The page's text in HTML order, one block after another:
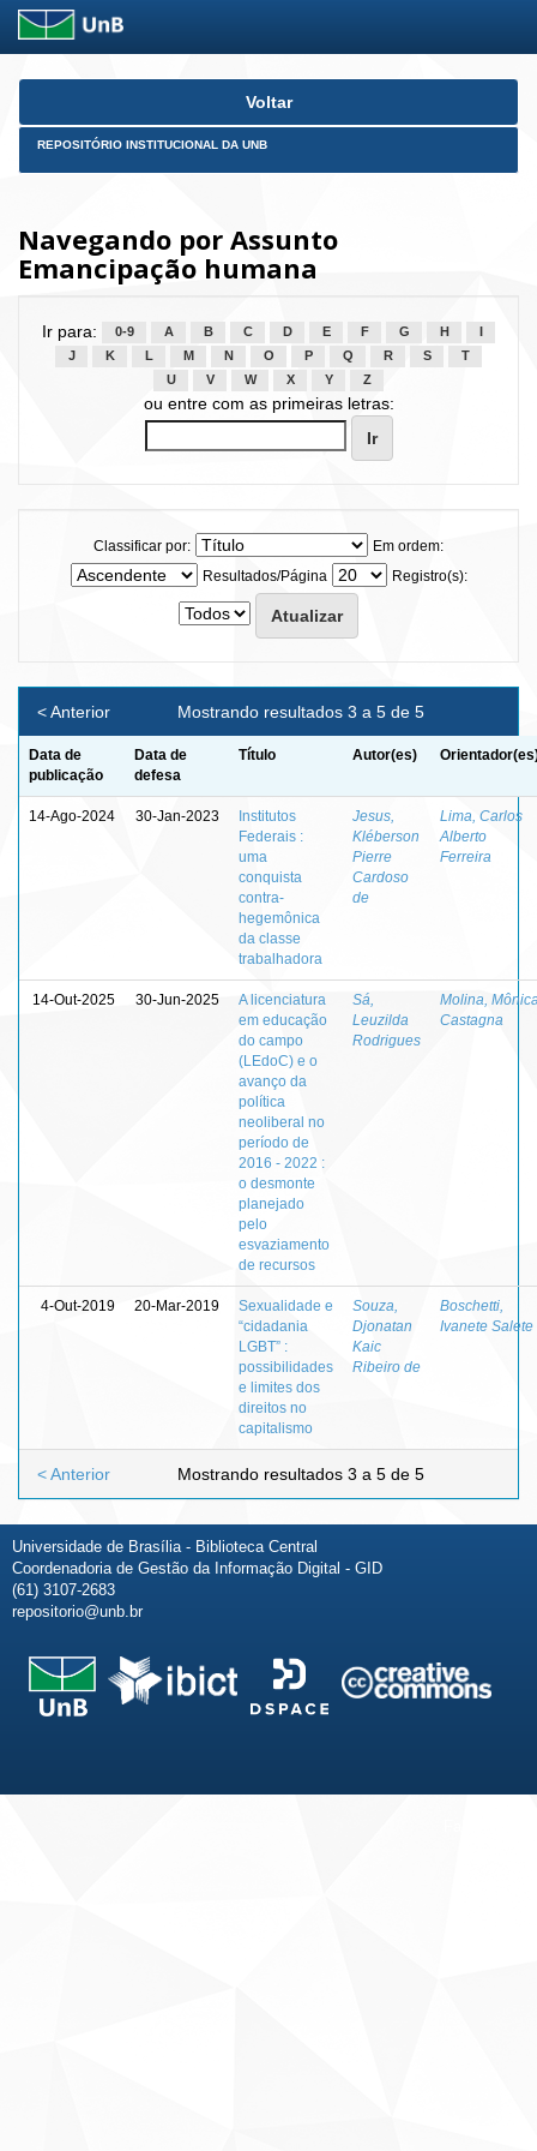
Skip
Voltar
REPOSITÓRIO INSTITUCIONAL DA UNB
Navegando por Assunto
Emancipação humana
Ir para: 0-9 A B C D E F G H
J
K L M N O P Q R S
T
U
V W X Y Z
ou entre com as primeiras letras:
Classificar por:
Em ordem:
Resultados/Página
Registro(s):
Mostrando resultados 3 a 5 de 5
< Anterior
Data de
publicação
Data de
defesa
Título Autor(es)
14-Ago-2024 30-Jan-2023
Institutos
Federais :
uma
conquista
contra-
hegemônica
da classe
trabalhadora
Jesus,
Kléberson
Pierre
Cardoso
de
Lima, Carlos
Alberto
Ferreira
14-Out-2025 30-Jun-2025
A licenciatura
em educação
do campo
(LEdoC) e o
avanço da
política
neoliberal no
período de
2016 - 2022 :
o desmonte
planejado
pelo
esvaziamento
de recursos
Sá,
Leuzilda
Rodrigues
Molina,
Castagna
4-Out-2019 20-Mar-2019
Sexualidade e
“cidadania
LGBT” :
possibilidades
e limites dos
direitos no
capitalismo
Souza,
Djonatan
Kaic
Ribeiro de
Boschetti,
Ivanete Salete
Mostrando resultados 3 a 5 de 5
< Anterior
Universidade de Brasília - Biblioteca Central
Coordenadoria de Gestão da Informação Digital - GID
(61) 3107-2683
repositorio@unb.br